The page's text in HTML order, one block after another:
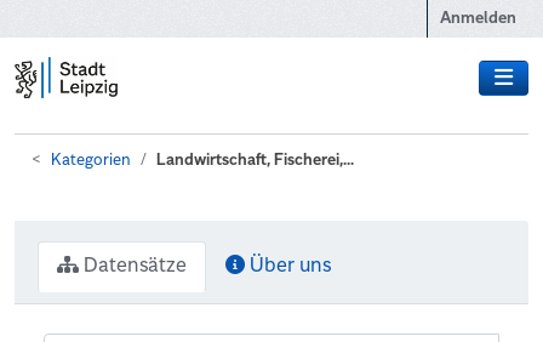
Anmelden
Kategorien Landwirtschaft, Fischerei,...
Datensätze Über uns